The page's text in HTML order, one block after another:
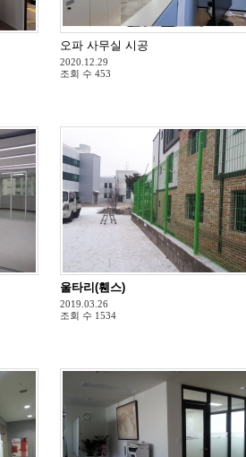
오파 사무실 시공
2020.12.29
조회 수 453
울타리(휀스)
2019.03.26
조회 수 1534